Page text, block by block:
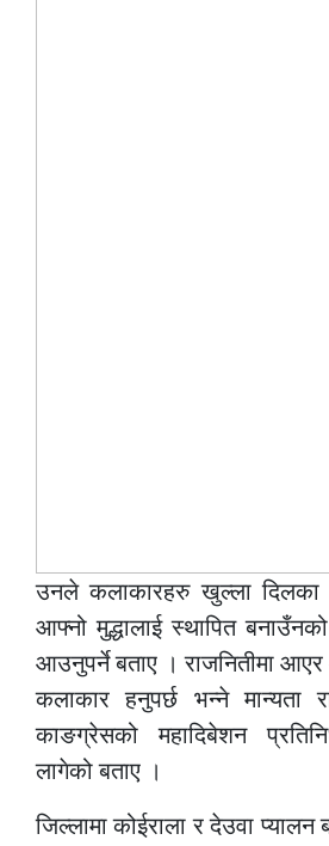
उनले कलाकारहरु खुल्ला
आफ्नो मुद्धालाई स्थापित
आउनुपर्ने बताए । राजनितीमा
कलाकार हनुपर्छ भन्ने मान्यता
काङग्रेसको महादिबेशन
लागेको बताए ।
जिल्लामा कोईराला र देउवा प्यालन